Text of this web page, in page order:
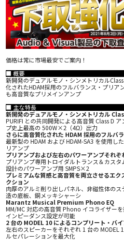
価格は常に市場最安でご案内！
■ 概要
新開発のデュアルモノ・シンメトリカル
化されたHDAM採用のフルバランス・プリア
も高音質なプリメインアンプ
■ 主な特長
新開発のデュアルモノ・シンメトリカル
PURIFI との共同開発による高音質 Class D
プ史上最高の 500W×2（4Ω）出力
さらに高音質化された HDAM 採用のフルバ
最新型の HDAM および HDAM-SA3 を使用し
リアンプ
プリアンプおよび左右のパワーアンプそれ
プリアンプ専用トロイダルトランス＆カス
設計のパワーアンプ用 SMPS×2
プレミアムな質感と高音質を両立させるエ
クション
肉厚のアルミ削り出しパネル、非磁性体の
造の底板、銅メッキシャーシ
Marantz Musical Premium Phono EQ
MM/MC 対応の高音質 Phono イコライザー
インピーダンス設定が可能
2 台の MODEL 10 によるコンプリート・バ
左右のスピーカーをそれぞれ 1 台の MODEL
ルセパレーションを最大化